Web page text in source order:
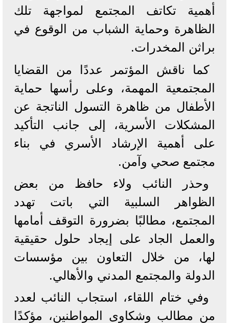
أهمية تكاتف المجتمع لمواجهة تلك
الظاهرة وحماية الشباب من الوقوع في
براثن المخدرات.
كما ناقش المؤتمر عددًا من القضايا
المجتمعية المهمة، وعلى رأسها حماية
الأطفال من ظاهرة التسول الناتجة عن
المشكلات الأسرية، إلى جانب التأكيد
على أهمية الإرشاد الأسري في بناء
مجتمع صحي وآمن.
وحذر النائب ولاء حافظ من بعض
الظواهر السلبية التي باتت تهدد
المجتمع، مطالبًا بضرورة التوقف أمامها
والعمل الجاد على إيجاد حلول حقيقية
لها، من خلال التعاون بين مؤسسات
الدولة والمجتمع المدني والأهالي.
وفي ختام اللقاء، استجاب النائب لعدد
من مطالب وشكاوى المواطنين، مؤكدًا